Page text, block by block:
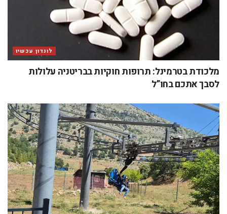
לונדון עכשיו
מלכודת בטרמינל: תרופות חוקיות בבריטניה עלולות
לסבך אתכם בחו”ל